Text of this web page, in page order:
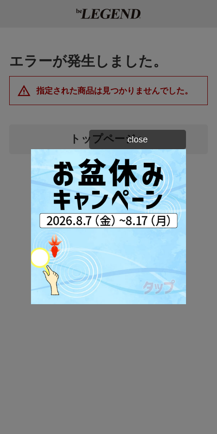
エラーが発生しました。
指定された商品は見つかりませんでした。
close